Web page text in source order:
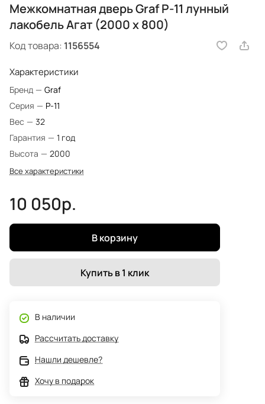
Межкомнатная дверь Graf P-11 лунный
лакобель Агат (2000 х 800)
Код товара: 1156554
Характеристики
Бренд — Graf
Серия — P-11
Вес — 32
Гарантия — 1 год
Высота — 2000
Все характеристики
10 050р.
В корзину
Купить в 1 клик
В наличии
Рассчитать доставку
Нашли дешевле?
Хочу в подарок